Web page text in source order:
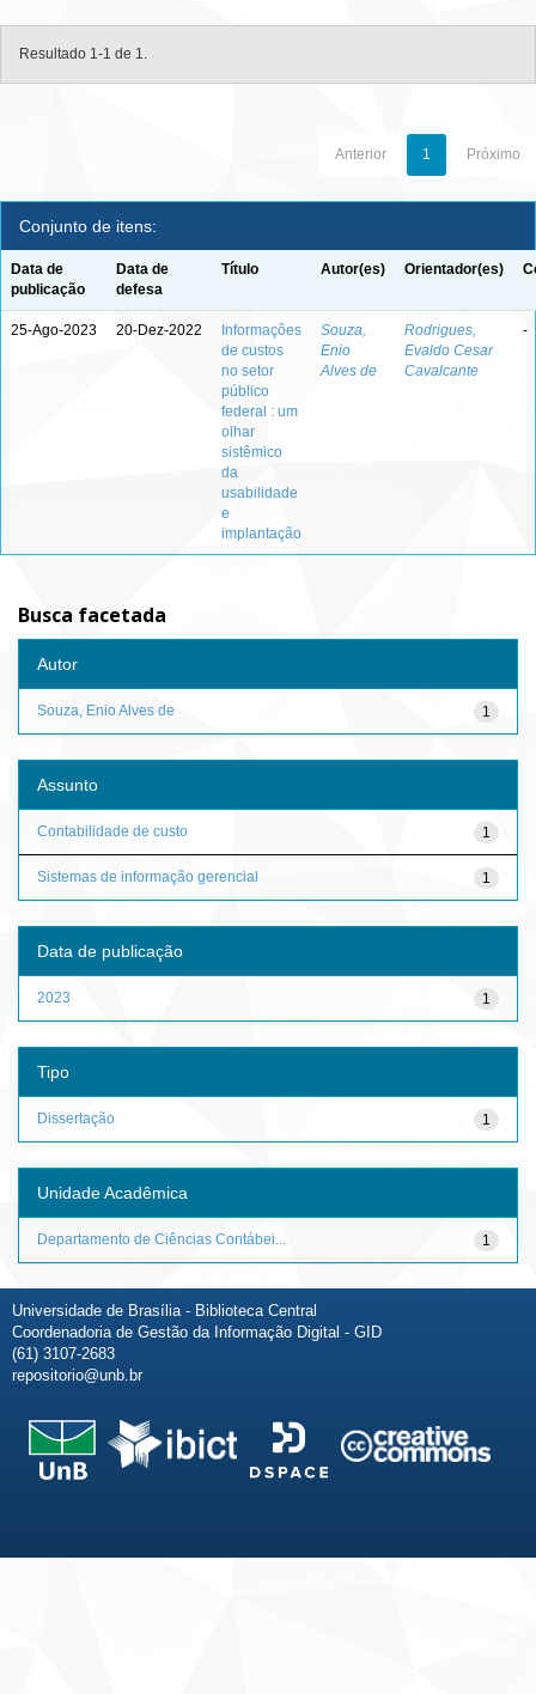
Resultado 1-1 de 1.
Anterior 1 Próximo
Conjunto de itens:
Data de
publicação
Data de
defesa
Título Autor(es) Orientador(es)
25-Ago-2023 20-Dez-2022
Informações
de custos
no setor
público
federal : um
olhar
sistêmico
da
usabilidade
e
implantação
Souza,
Enio
Alves de
Rodrigues,
Evaldo Cesar
Cavalcante
-
Busca facetada
Autor
1
Souza, Enio Alves de
Assunto
1
Contabilidade de custo
1
Sistemas de informação gerencial
Data de publicação
1
2023
Tipo
1
Dissertação
Unidade Acadêmica
1
Departamento de Ciências Contábei...
Universidade de Brasília - Biblioteca Central
Coordenadoria de Gestão da Informação Digital - GID
(61) 3107-2683
repositorio@unb.br